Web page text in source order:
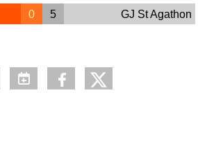
0 5 GJ St Agathon